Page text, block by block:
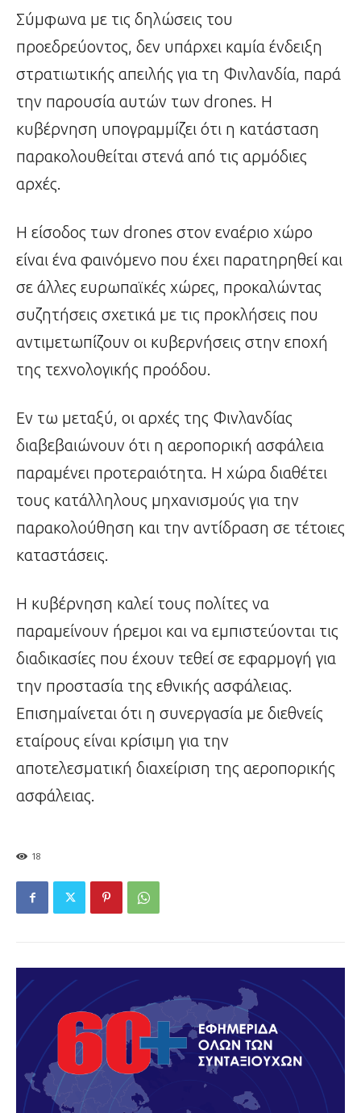
Σύμφωνα με τις δηλώσεις του
προεδρεύοντος, δεν υπάρχει καμία ένδειξη
στρατιωτικής απειλής για τη Φινλανδία, παρά
την παρουσία αυτών των drones. Η
κυβέρνηση υπογραμμίζει ότι η κατάσταση
παρακολουθείται στενά από τις αρμόδιες
αρχές.
Η είσοδος των drones στον εναέριο χώρο
είναι ένα φαινόμενο που έχει παρατηρηθεί και
σε άλλες ευρωπαϊκές χώρες, προκαλώντας
συζητήσεις σχετικά με τις προκλήσεις που
αντιμετωπίζουν οι κυβερνήσεις στην εποχή
της τεχνολογικής προόδου.
Εν τω μεταξύ, οι αρχές της Φινλανδίας
διαβεβαιώνουν ότι η αεροπορική ασφάλεια
παραμένει προτεραιότητα. Η χώρα διαθέτει
τους κατάλληλους μηχανισμούς για την
παρακολούθηση και την αντίδραση σε τέτοιες
καταστάσεις.
Η κυβέρνηση καλεί τους πολίτες να
παραμείνουν ήρεμοι και να εμπιστεύονται τις
διαδικασίες που έχουν τεθεί σε εφαρμογή για
την προστασία της εθνικής ασφάλειας.
Επισημαίνεται ότι η συνεργασία με διεθνείς
εταίρους είναι κρίσιμη για την
αποτελεσματική διαχείριση της αεροπορικής
ασφάλειας.
18